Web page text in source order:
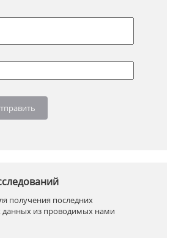
получения последних
данных из проводимых нами